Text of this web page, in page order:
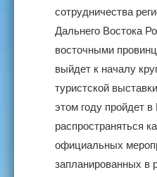
сотрудничества
Дальнего Востока
восточными
выйдет к началу
туристской
этом году пройдет
распространяться
официальных
запланированных в